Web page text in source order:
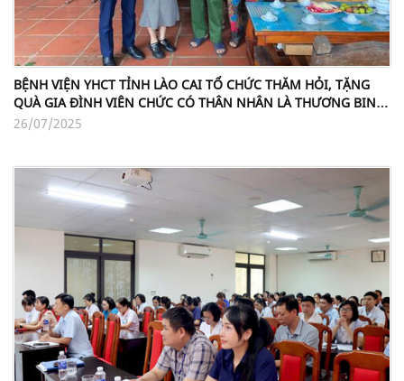
BỆNH VIỆN YHCT TỈNH LÀO CAI TỔ CHỨC THĂM HỎI, TẶNG
QUÀ GIA ĐÌNH VIÊN CHỨC CÓ THÂN NHÂN LÀ THƯƠNG BINH,
LIỆT SĨ NHÂN NGÀY 27/7
26/07/2025